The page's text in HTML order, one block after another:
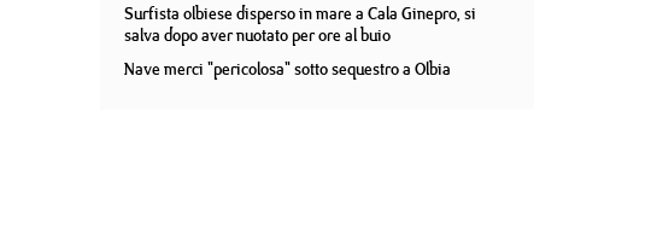
Surfista olbiese disperso in mare a Cala Ginepro, si
salva dopo aver nuotato per ore al buio
Nave merci "pericolosa" sotto sequestro a Olbia